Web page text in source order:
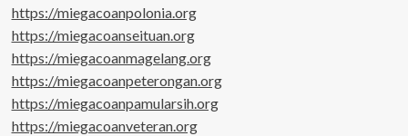
https://miegacoanpolonia.org
https://miegacoanseituan.org
https://miegacoanmagelang.org
https://miegacoanpeterongan.org
https://miegacoanpamularsih.org
https://miegacoanveteran.org